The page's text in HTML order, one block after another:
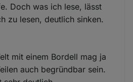
Doch was ich lese, lässt
zu lesen, deutlich sinken.
mit einem Bordell mag ja
auch begründbar sein.